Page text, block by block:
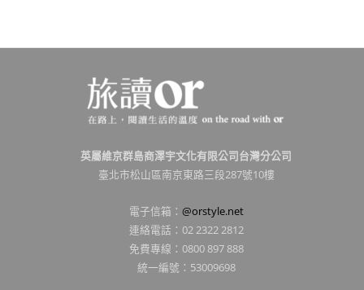
英屬維京群島商澤宇文化有限公司台灣分公司
臺北市松山區南京東路三段287號10樓
電子信箱： @orstyle.net
連絡電話：02 2322 2812
免費專線：0800 897 888
統一編號：53009698